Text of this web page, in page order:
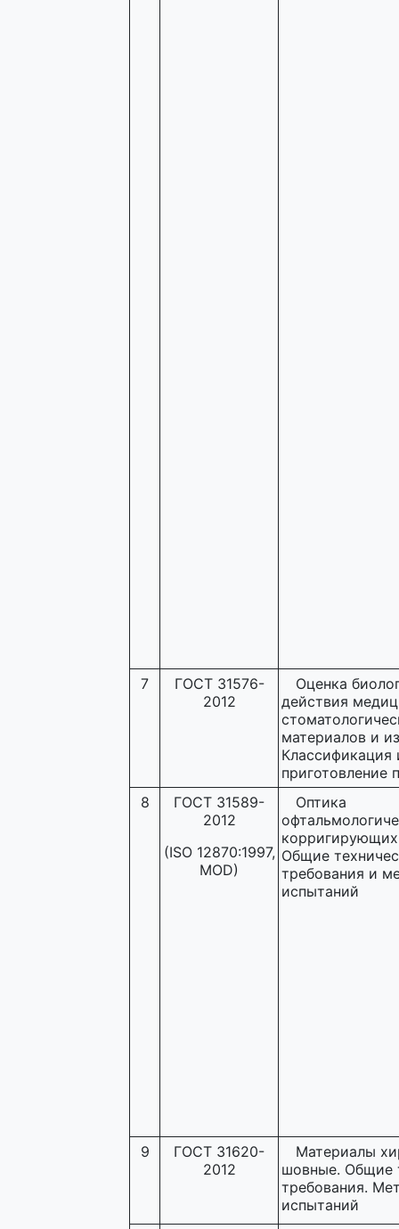
7
ГОСТ 31576-
2012
Оценка
действия
материалов и
Классификация
приготовление
8
ГОСТ 31589-
2012
(ISO 12870:1997,
MOD)
Оптика
Общие
требования и
испытаний
9
ГОСТ 31620-
2012
Материалы
шовные. Общие
требования.
испытаний